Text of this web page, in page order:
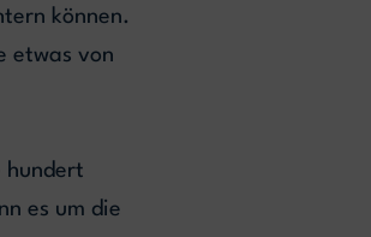
können.
etwas von
hundert
es um die